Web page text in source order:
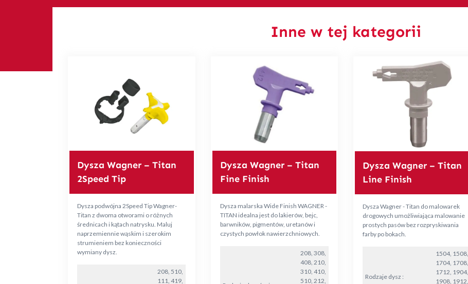
Inne w tej kategorii
Dysza Wagner – Titan
2Speed Tip
Dysza podwójna 2Speed Tip Wagner-
Titan z dwoma otworami o różnych
średnicach i kątach natrysku. Maluj
naprzemiennie wąskim i szerokim
strumieniem bez konieczności
wymiany dysz.
208, 510,
111, 419,
Dysza Wagner – Titan
Fine Finish
Dysza malarska Wide Finish WAGNER -
TITAN idealna jest do lakierów, bejc,
barwników, pigmentów, uretanów i
czystych powłok nawierzchniowych.
208, 308,
408, 210,
310, 410,
510, 212,
Dysza Wagner – Titan
Line Finish
Dysza Wagner - Titan do malowarek
drogowych umożliwiająca malowanie
prostych pasów bez rozpryskiwania
farby po bokach.
Rodzaje dysz :
1504, 1508,
1704, 1708,
1712, 1904,
1908, 1912,